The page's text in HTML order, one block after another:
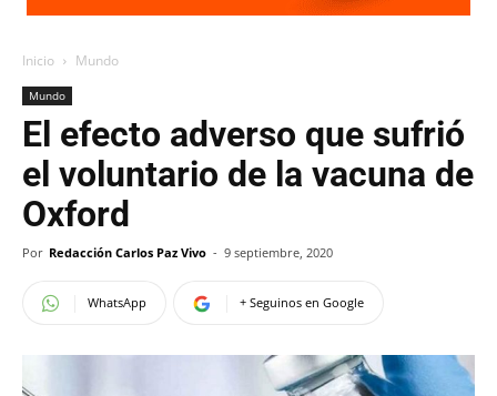
Inicio Mundo
Mundo
El efecto adverso que sufrió
el voluntario de la vacuna de
Oxford
Por Redacción Carlos Paz Vivo - 9 septiembre, 2020
WhatsApp + Seguinos en Google